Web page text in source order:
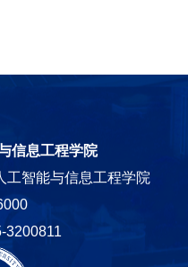
信息工程学院
工智能与信息工程学院
3200811